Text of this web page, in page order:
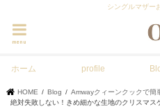
シングルマザー
menu
ホーム profile
HOME Blog
Amwayクィーンクックで簡
絶対失敗しない！きめ細かな生地のクリスマス